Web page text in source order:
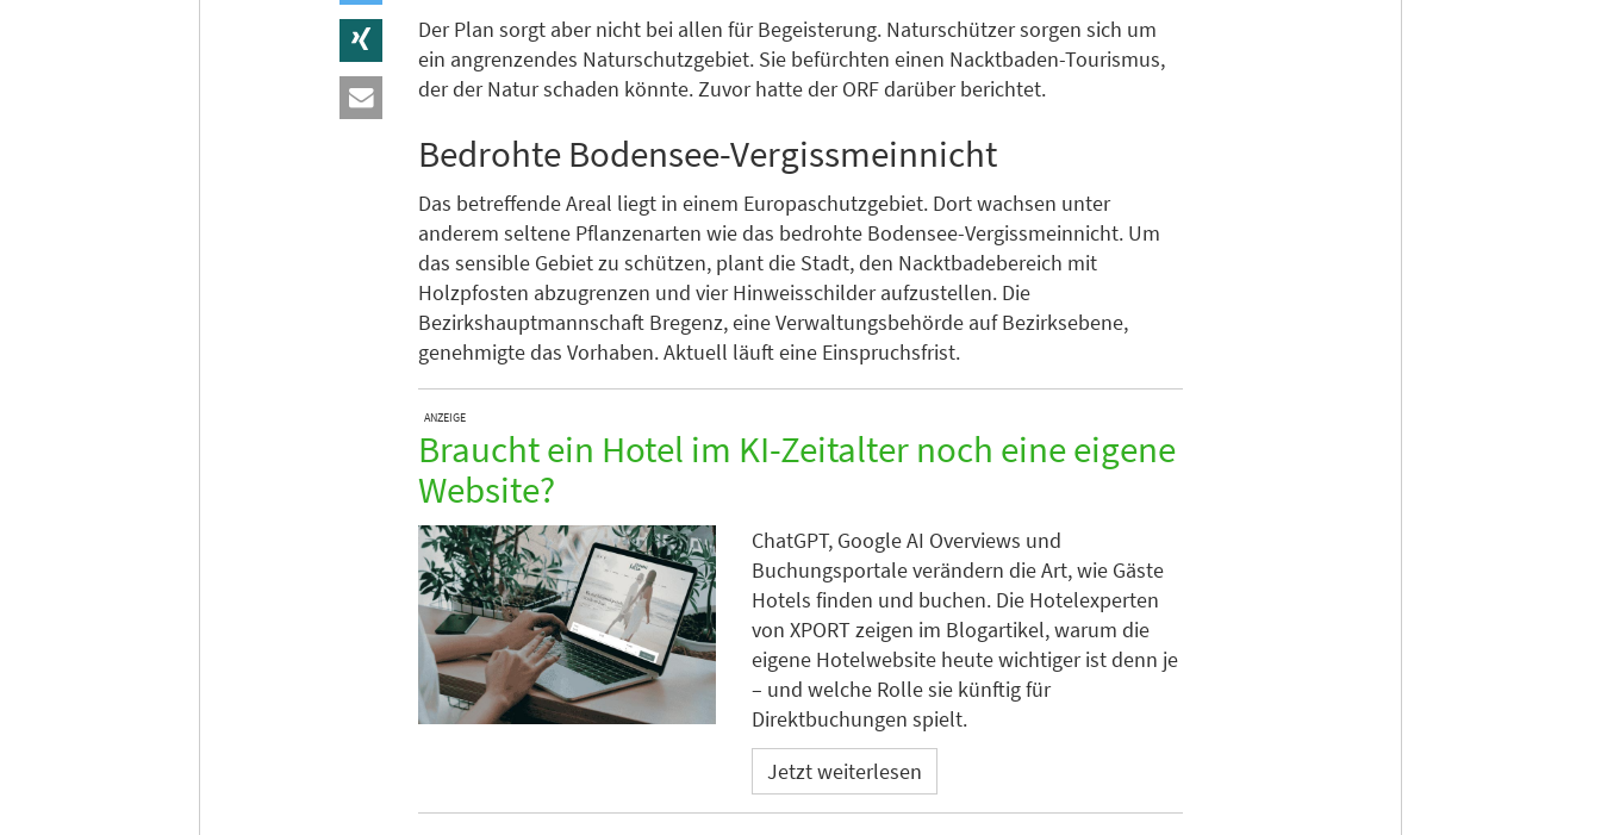
Der Plan sorgt aber nicht bei allen für Begeisterung. Naturschützer sorgen sich um
ein angrenzendes Naturschutzgebiet. Sie befürchten einen Nacktbaden-Tourismus,
der der Natur schaden könnte. Zuvor hatte der ORF darüber berichtet.
Bedrohte Bodensee-Vergissmeinnicht
Das betreffende Areal liegt in einem Europaschutzgebiet. Dort wachsen unter
anderem seltene Pflanzenarten wie das bedrohte Bodensee-Vergissmeinnicht. Um
das sensible Gebiet zu schützen, plant die Stadt, den Nacktbadebereich mit
Holzpfosten abzugrenzen und vier Hinweisschilder aufzustellen. Die
Bezirkshauptmannschaft Bregenz, eine Verwaltungsbehörde auf Bezirksebene,
genehmigte das Vorhaben. Aktuell läuft eine Einspruchsfrist.
ANZEIGE
Braucht ein Hotel im KI-Zeitalter noch eine eigene
Website?
ChatGPT, Google AI Overviews und
Buchungsportale verändern die Art, wie Gäste
Hotels finden und buchen. Die Hotelexperten
von XPORT zeigen im Blogartikel, warum die
eigene Hotelwebsite heute wichtiger ist denn je
– und welche Rolle sie künftig für
Direktbuchungen spielt.
Jetzt weiterlesen